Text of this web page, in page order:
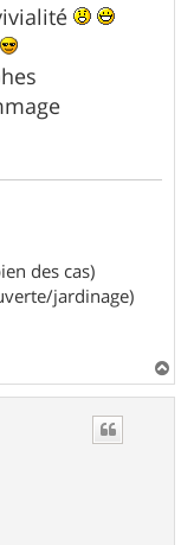
des cas)
jardinage)
a